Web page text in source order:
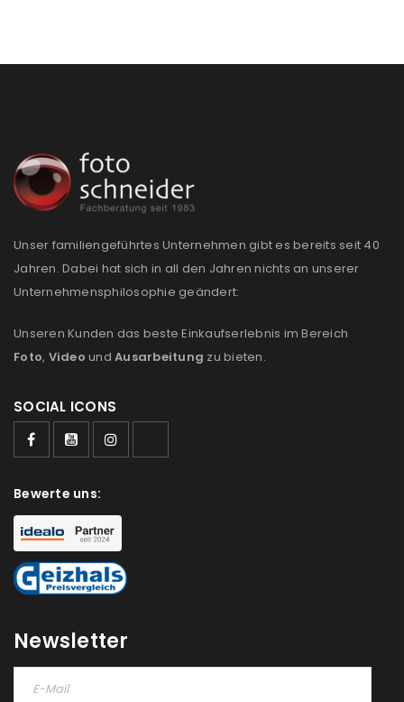
Anmeldeformular geschützt durch
Angemeldet bleiben
ANMELDEN
PASSWORT VERGESSEN?
REGISTRIEREN
E-Mail-Adresse
Ein Link zum Erstellen eines neuen Passworts wird an
NEWSLETTER ABONNIEREN
Please select all the ways you would like to hear from
Unser familiengeführtes Unternehmen gibt es bereits seit 40
Jahren. Dabei hat sich in all den Jahren nichts an unserer
Unternehmensphilosophie geändert:
Unseren Kunden das beste Einkaufserlebnis im Bereich
Foto, Video und Ausarbeitung zu bieten.
SOCIAL ICONS
Bewerte uns:
Newsletter